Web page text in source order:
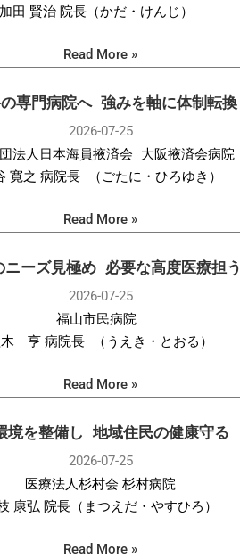
加田 賢治 院長（かだ・けんじ）
Read More »
専門病院へ 強みを軸に体制転換
2026-07-25
法人日本海員掖済会 大阪掖済会病院
寛之 病院長 （ごたに・ひろゆき）
Read More »
ニーズ見極め 必要な高度医療担う
2026-07-25
福山市民病院
亨 病院長 （うえき・とおる）
Read More »
境を整備し 地域住民の健康守る
2026-07-25
医療法人杉村会 杉村病院
康弘 院長（まつえだ・やすひろ）
Read More »